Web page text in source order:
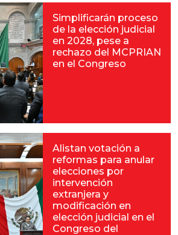
Simplificarán proceso
de la elección judicial
en 2028, pese a
rechazo del MCPRIAN
en el Congreso
Alistan votación a
reformas para anular
elecciones por
intervención
extranjera y
modificación en
elección judicial en el
Congreso del